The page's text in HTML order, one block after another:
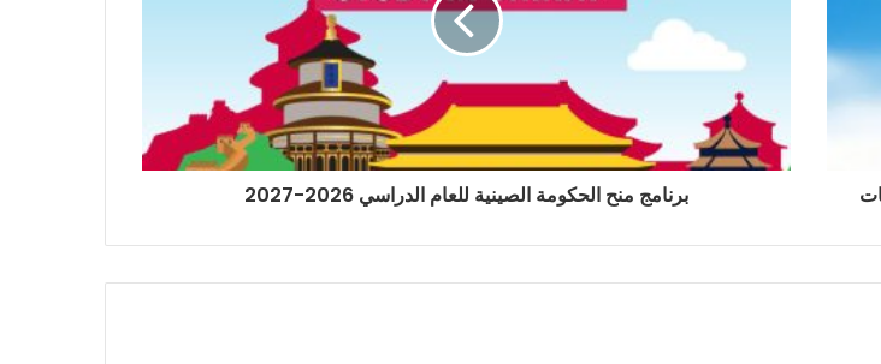
برنامج منح الحكومة الصينية للعام الدراسي 2026-2027